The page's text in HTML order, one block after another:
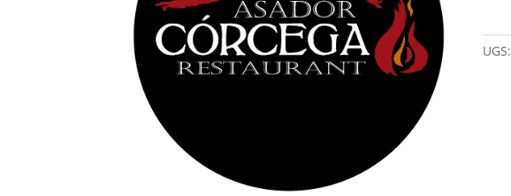
UGS: